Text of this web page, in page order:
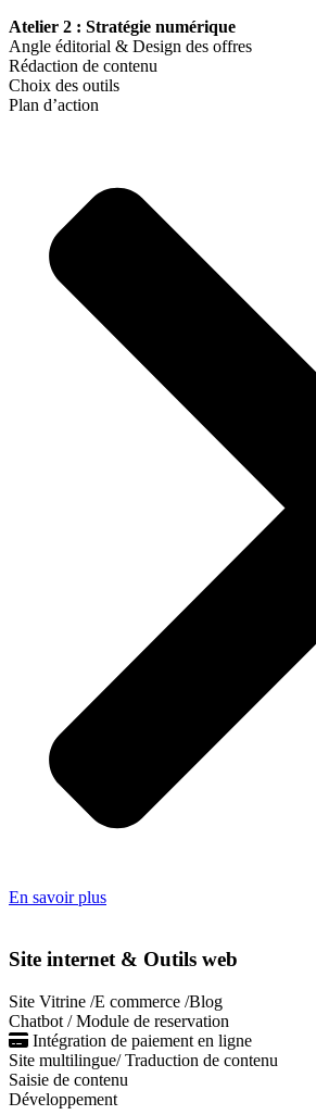
Atelier 2 : Stratégie numérique
Angle éditorial & Design des offres
Rédaction de contenu
Choix des outils
Plan d’action
En savoir plus
Site internet & Outils web
Site Vitrine /E commerce /Blog
Chatbot / Module de reservation
Intégration de paiement en ligne
Site multilingue/ Traduction de contenu
Saisie de contenu
Développement